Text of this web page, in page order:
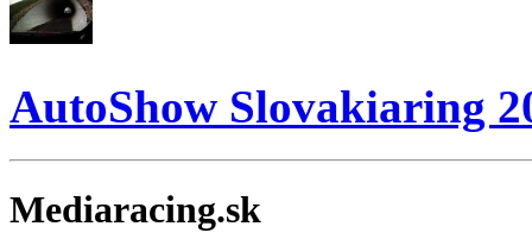
AutoShow Slovakiaring
Mediaracing.sk